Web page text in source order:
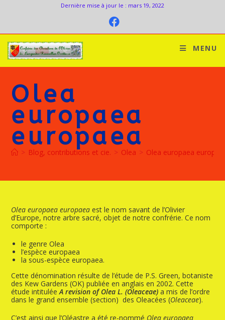
Dernière mise à jour le : mars 19, 2022
MENU
Olea
europaea
europaea
> Blog, contributions et cie. > Olea > Olea europaea
Olea europaea europaea est le nom savant de l’Olivier
d’Europe, notre arbre sacré, objet de notre confrérie. Ce nom
comporte :
le genre Olea
l’espèce europaea
la sous-espèce europaea.
Cette dénomination résulte de l’étude de P.S. Green, botaniste
des Kew Gardens (OK) publiée en anglais en 2002. Cette
étude intituléeA revision of Olea L. (Oleaceae) a mis de l’ordre
dans le grand ensemble (section) des Oleacées (Oleaceae).
C’est ainsi que l’Oléastre a été re-nommé Olea europaea